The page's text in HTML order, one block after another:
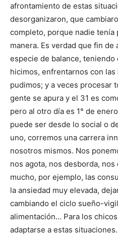
afrontamiento de estas
desorganizaron, que
completo, porque nadie tenía
manera. Es verdad que fin
especie de balance, teniendo
hicimos, enfrentarnos con
pudimos; y a veces procesar
gente se apura y el 31 es
pero al otro día es 1° de
puede ser desde lo social o
uno, corremos una carrera
nosotros mismos. Nos
nos agota, nos desborda,
mucho, por ejemplo, las
la ansiedad muy elevada,
cambiando el ciclo sueño-
alimentación… Para los
adaptarse a estas